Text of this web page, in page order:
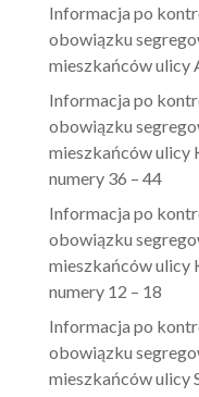
Informacja po
obowiązku
mieszkańców ulicy
Informacja po
obowiązku
mieszkańców ulicy
numery 36 – 44
Informacja po
obowiązku
mieszkańców ulicy
numery 12 – 18
Informacja po
obowiązku
mieszkańców ulicy